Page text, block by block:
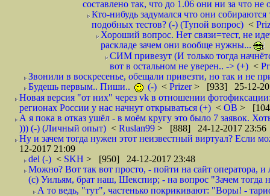
составлено так, что до 1.06 они ни за что не
Кто-нибудь задумался что они
подобных тестов? (-) (Тупой вопрос) <
Хороший вопрос. Нет связи=тест, не
раскладе зачем они вообще нужны...
СИМ привезут (И только тогда
вот в остальном не уверен.. -> (+) <
Звонили в воскресенье, обещали привезти, но так и не
Будешь первым.. Пиши..
(-) < Prizer> [933] 25-12-
Новая версия "от них" через vk в отношении
регионах России у нас начнут открываться (+) < ОВ >
А я пока в отказ ушёл - в моём кругу это было 7 заявок.
))) (-) (Личный опыт) < Ruslan99 > [888] 24-12-2017 23:56
Ну и зачем тогда нужен этот неизвестный виртуал? Если
12-2017 21:09
del (-) < SKH > [950] 24-12-2017 23:48
Можно? Вот так вот просто, - пойти на сайт оператора,
(с) Уильям, брат наш, Шекспир; - на вопрос "Зачем тогда
А то ведь, "тут", частенько покрикивают: "Воры! -